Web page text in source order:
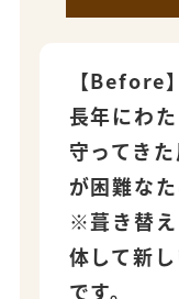
【Before】
長年にわ
守ってき
が困難な
※葺き替
体して新
です。